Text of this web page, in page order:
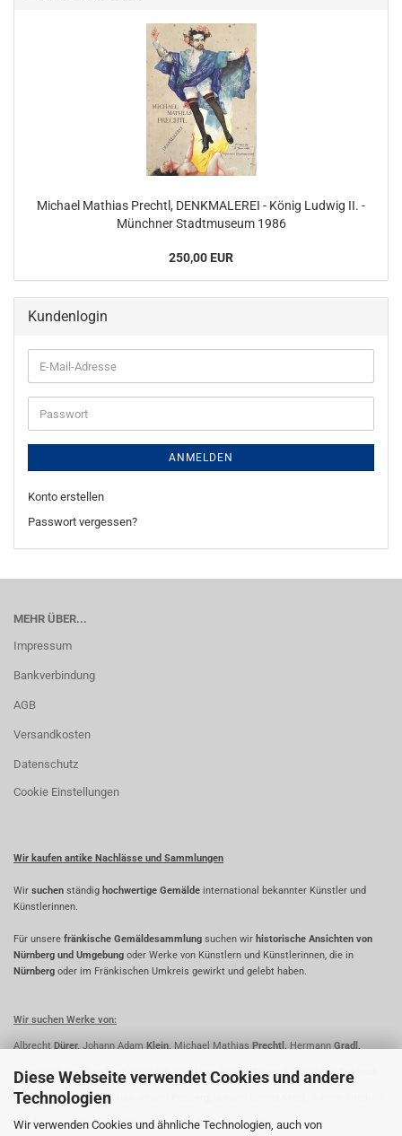
Diese Webseite verwendet Cookies und andere
Technologien
Wir verwenden Cookies und ähnliche Technologien, auch von
Michael Mathias Prechtl, DENKMALEREI - König Ludwig II. -
Münchner Stadtmuseum 1986
250,00 EUR
Kundenlogin
E-
Mail-
Adresse
Passwort
ANMELDEN
Konto erstellen
Passwort vergessen?
MEHR ÜBER...
Impressum
Bankverbindung
AGB
Versandkosten
Datenschutz
Cookie Einstellungen
Wir kaufen antike Nachlässe und Sammlungen
Wir suchen ständig hochwertige Gemälde international bekannter Künstler und
Künstlerinnen.
Für unsere fränkische Gemäldesammlung suchen wir historische Ansichten von
Nürnberg und Umgebung oder Werke von Künstlern und Künstlerinnen, die in
Nürnberg oder im Fränkischen Umkreis gewirkt und gelebt haben.
Wir suchen Werke von:
Albrecht Dürer, Johann Adam Klein, Michael Mathias Prechtl, Hermann Gradl,
Georg Wilhelm Wanderer, Friedrich Wanderer, Rudolf Schiestl,Matthäus Schiestl,
FridrichPerlberg,Christian Johann
Kreul,LorenzRitter,PaulRitter, OskarKoller,JohannIhle